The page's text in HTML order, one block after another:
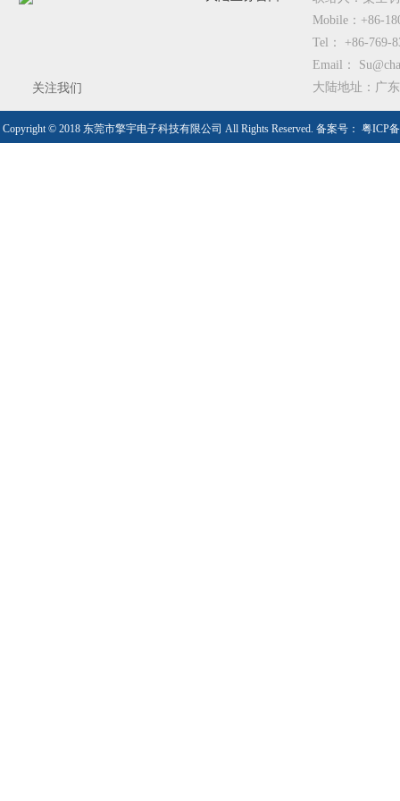
Mobile：+86-
Tel： +86-769-
Email：
大陆地址：广
关注我们
Copyright © 2018 东莞市擎宇电子科技有限公司 All Rights Reserved. 备案号： 粤ICP